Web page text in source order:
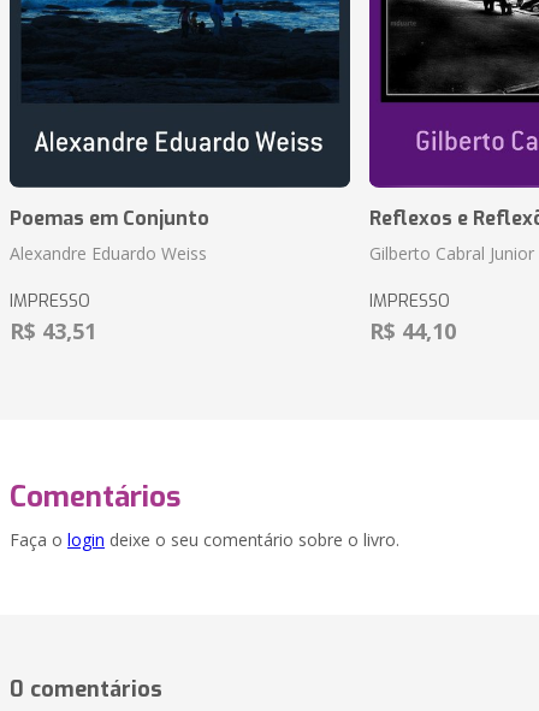
Poemas em Conjunto
Alexandre Eduardo Weiss
IMPRESSO
R$ 43,51
Reflexos e
Gilberto Cabral Junior
IMPRESSO
R$ 44,10
Comentários
Faça o login deixe o seu comentário sobre o livro.
0 comentários